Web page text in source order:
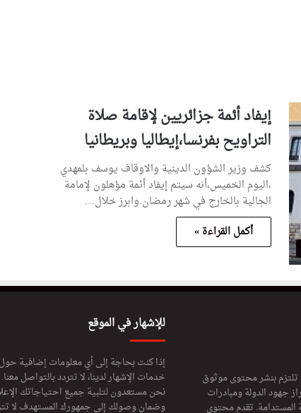
إيفاد أئمة جزائريين لإقامة صلاة
التراويح بفرنسا،إيطاليا وبريطانيا
كشف وزير الشؤون الدينية والاوقاف يوسف بلمهدي
،اليوم الخميس،أنه سيتم إيفاد أئمة مؤهلون لإمامة
الجالية بالخارج في شهر رمضان.وابرز خلال…
أكمل القراءة »
تلتزم بنشر محتوى موثوق
جهود الدولة ومبادرات
المستدامة. تقدم محتوى
للإشهار في الموقع
إذا كنت بحاجة إلى أي معلومات إضافية حول
خدمات الإشهار لدينا، لا تتردد بالتواصل معنا.
نحن مستعدون لتلبية جميع احتياجاتك
وضمان وصولك إلى جمهورك المستهدف لا